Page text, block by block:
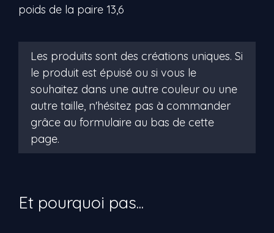
poids de la paire 13,6